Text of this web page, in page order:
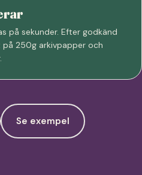
på sekunder. Efter godkänd
250g arkivpapper och
Se exempel